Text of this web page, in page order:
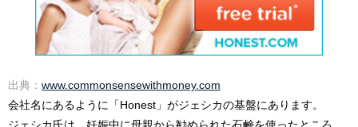
出典： www.commonsensewithmoney.com
会社名にあるように「Honest」がジェシカの基盤にあります。
ジェシカ氏は、妊娠中に母親から勧められた石鹸を使ったところ、